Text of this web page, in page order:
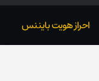
احراز هویت بایننس